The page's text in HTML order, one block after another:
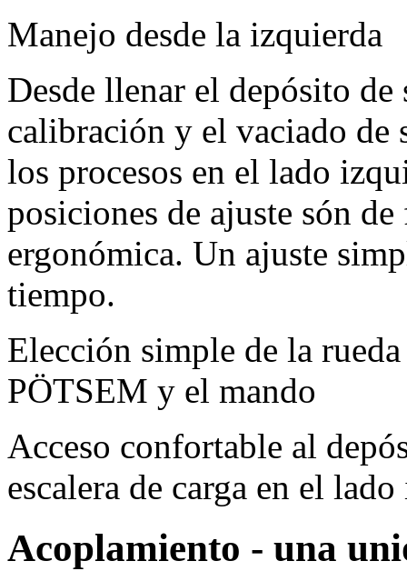
Manejo desde la izquierda
Desde llenar el depósito de
calibración y el vaciado de
los procesos en el lado
posiciones de ajuste són
ergonómica. Un ajuste
tiempo.
Elección simple de la
PÖTSEM y el mando
Acceso confortable al
escalera de carga en el
Acoplamiento - una